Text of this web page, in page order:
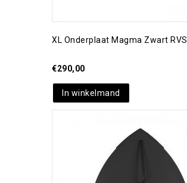
XL Onderplaat Magma Zwart RVS
€290,00
In winkelmand